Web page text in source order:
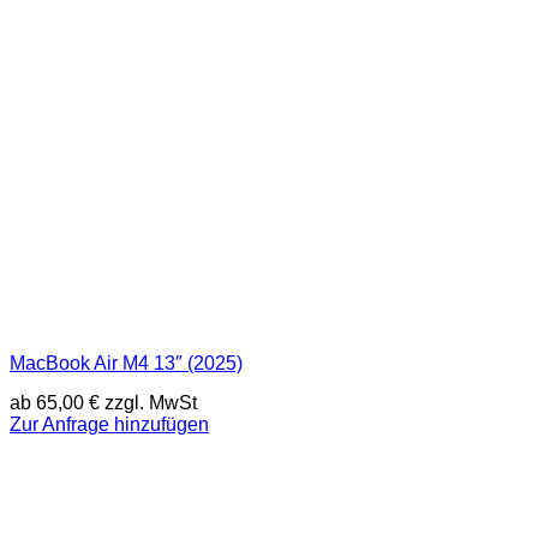
MacBook Air M4 13″ (2025)
ab 65,00 € zzgl. MwSt
Zur Anfrage hinzufügen